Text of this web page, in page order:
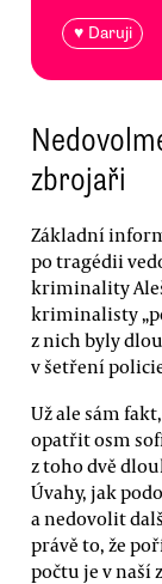
♥ Daruji
zbrojaři
Základní
po tragédii
kriminality
kriminalisty
z nich byly
v šetření
Už ale sám
opatřit osm
z toho dvě
Úvahy, jak
a nedovolit
právě to, že
počtu je v naší